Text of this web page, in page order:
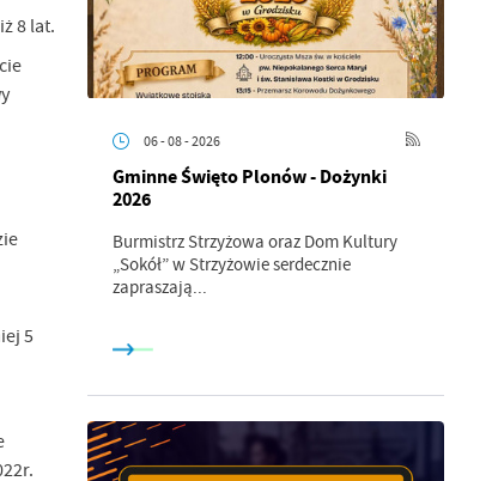
8 lat.
5
06 - 08 - 2026
Gminne Święto Plonów - Dożynki
2026
Burmistrz Strzyżowa oraz Dom Kultury
„Sokół” w Strzyżowie serdecznie
zapraszają...